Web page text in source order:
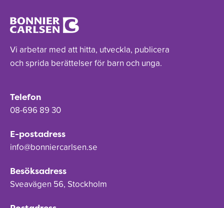
Vi arbetar med att hitta, utveckla, publicera
och sprida berättelser för barn och unga.
Telefon
08-696 89 30
E-postadress
info@bonniercarlsen.se
Besöksadress
Sveavägen 56, Stockholm